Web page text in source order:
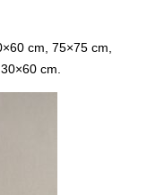
cm, 75×75 cm,
cm.